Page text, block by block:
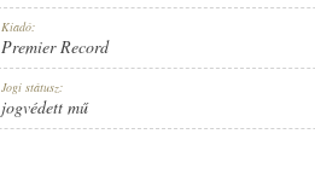
Kiadó:
Premier Record
Jogi státusz:
jogvédett mű